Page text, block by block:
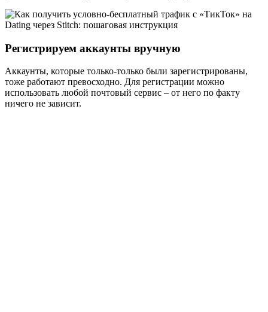
Регистрируем аккаунты вручную
Аккаунты, которые только-только были зарегистрированы,
тоже работают превосходно. Для регистрации можно
использовать любой почтовый сервис – от него по факту
ничего не зависит.